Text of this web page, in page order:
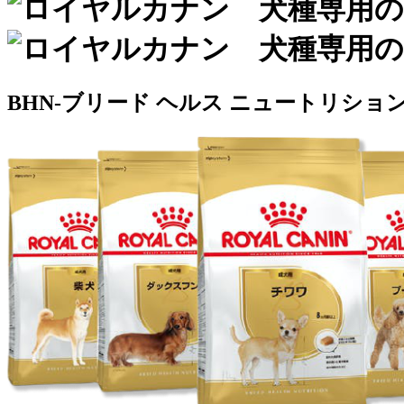
BHN-ブリード ヘルス ニュートリショ